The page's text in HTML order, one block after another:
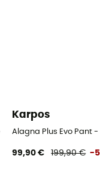
ciclismo mulher
Karpos
Alagna Plus Evo Pant
99,90 € 199,90 € -